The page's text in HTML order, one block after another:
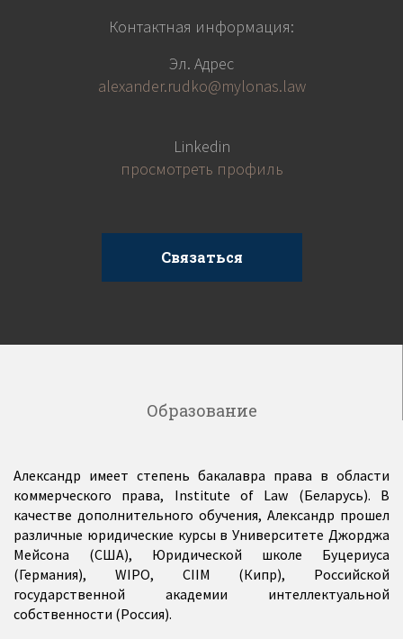
Контактная информация:
Эл. Адрес
alexander.rudko@mylonas.law
Linkedin
просмотреть профиль
Связаться
Образование
Александр имеет степень бакалавра права в области
коммерческого права, Institute of Law (Беларусь). В
качестве дополнительного обучения, Александр прошел
различные юридические курсы в Университете Джорджа
Мейсона (США), Юридической школе Буцериуса
(Германия), WIPO, CIIM (Кипр), Российской
государственной академии интеллектуальной
собственности (Россия).